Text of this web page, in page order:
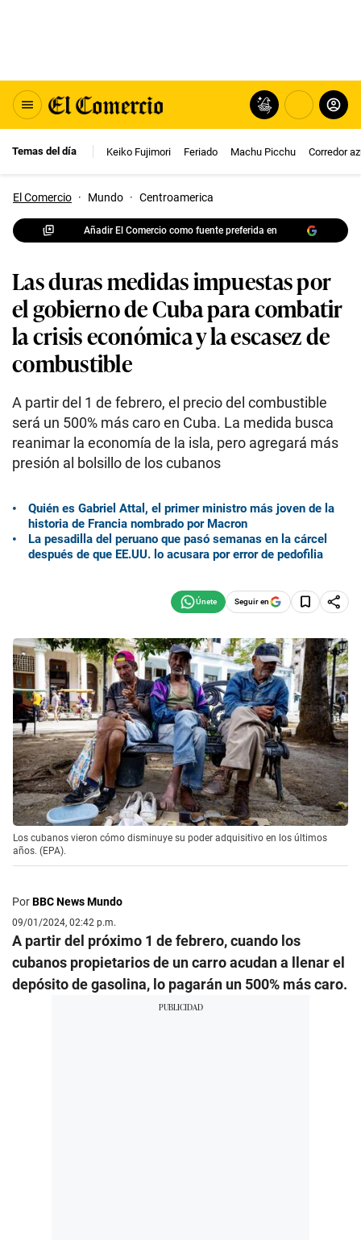
Temas del día Keiko Fujimori Feriado Machu Picchu Corredor
El Comercio · Mundo · Centroamerica
Añadir El Comercio como fuente preferida en
Las duras medidas impuestas por
el gobierno de Cuba para combatir
la crisis económica y la escasez de
combustible
A partir del 1 de febrero, el precio del combustible
será un 500% más caro en Cuba. La medida busca
reanimar la economía de la isla, pero agregará más
presión al bolsillo de los cubanos
Quién es Gabriel Attal, el primer ministro más joven de la
historia de Francia nombrado por Macron
La pesadilla del peruano que pasó semanas en la cárcel
después de que EE.UU. lo acusara por error de pedofilia
Seguir en
Los cubanos vieron cómo disminuye su poder adquisitivo en los últimos
años. (EPA).
PorBBC News Mundo
09/01/2024, 02:42 p.m.
A partir del próximo 1 de febrero, cuando los
cubanos propietarios de un carro acudan a llenar el
depósito de gasolina, lo pagarán un 500% más caro.